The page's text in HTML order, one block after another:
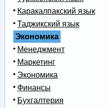
Каракалпакский язык
Таджикский язык
Экономика
Менеджмент
Маркетинг
Экономика
Финансы
Бухгалтерия